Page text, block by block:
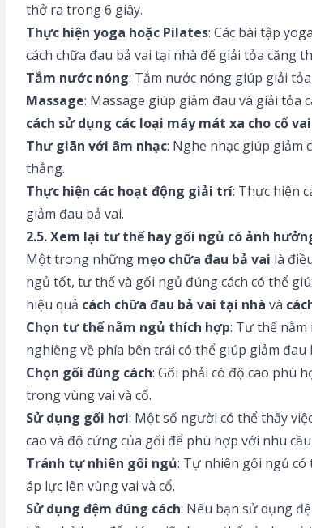
thở ra trong 6 giây.
Thực hiện yoga hoặc Pilates: Các bài tập
cách chữa đau bả vai tại nhà để giải tỏa căng
Tắm nước nóng: Tắm nước nóng giúp giải
Massage: Massage giúp giảm đau và giải tỏa
cách sử dụng các loại máy mát xa cho cổ
Thư giãn với âm nhạc: Nghe nhạc giúp giảm
thẳng.
Thực hiện các hoạt động giải trí: Thực hiện
giảm đau bả vai.
2.5. Xem lại tư thế hay gối ngủ có ảnh
Một trong những mẹo chữa đau bả vai là
ngủ tốt, tư thế và gối ngủ đúng cách có thể
hiệu quả cách chữa đau bả vai tại nhà và
Chọn tư thế nằm ngủ thích hợp: Tư thế
nghiêng về phía bên trái có thể giúp giảm đau
Chọn gối đúng cách: Gối phải có độ cao phù
trong vùng vai và cổ.
Sử dụng gối hơi: Một số người có thể thấy
cao và độ cứng của gối để phù hợp với nhu
Tránh tự nhiên gối ngủ: Tự nhiên gối ngủ có
áp lực lên vùng vai và cổ.
Sử dụng đệm đúng cách: Nếu bạn sử dụng